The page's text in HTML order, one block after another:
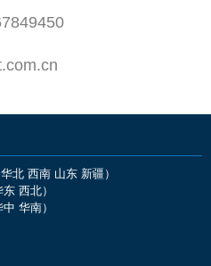
北 西南 山东 新疆）
北）
南）